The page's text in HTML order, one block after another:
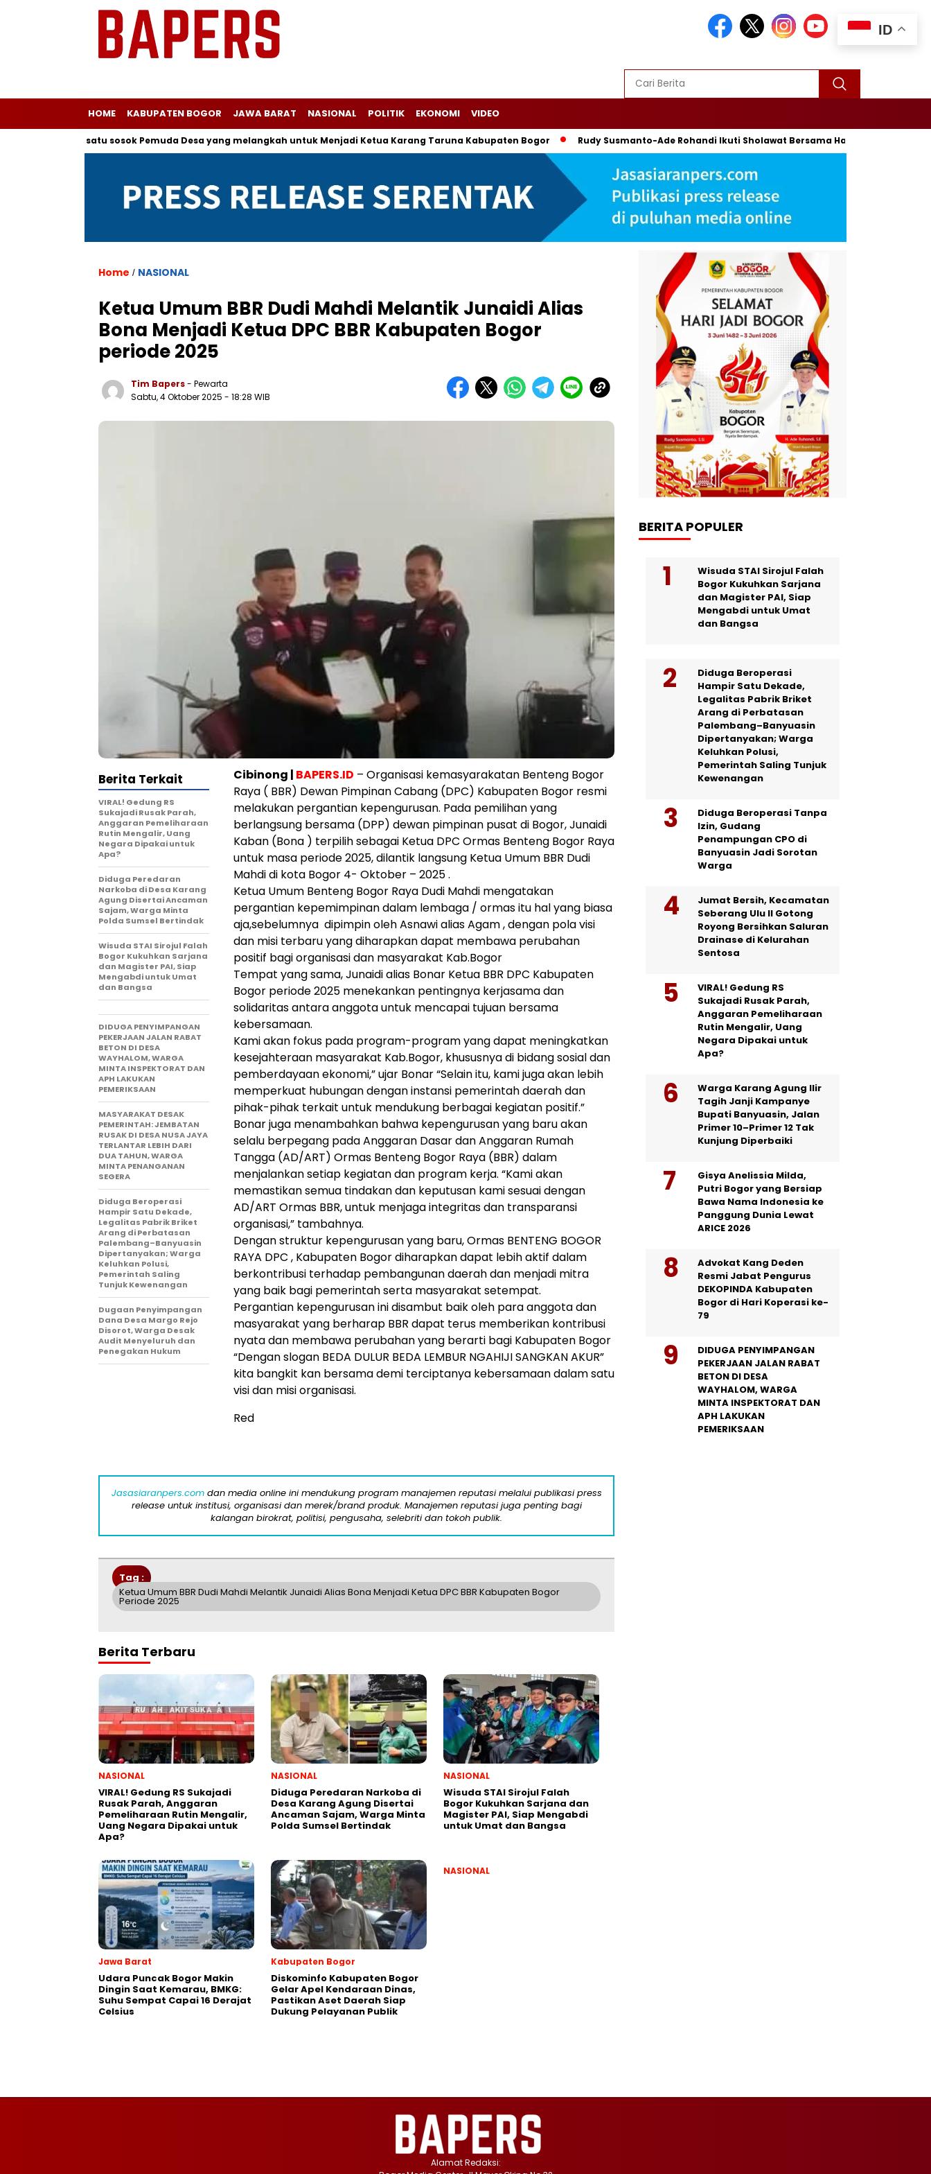
HOME KABUPATEN BOGOR JAWA BARAT NASIONAL POLITIK EKONOMI VIDEO
salah satu sosok Pemuda Desa yang melangkah untuk Menjadi Ketua Karang Taruna Kabupaten Bogor Rudy Susmanto-Ade Rohandi Ikuti Sholawat Bersama Habib Syech Bin Abdul
Home / NASIONAL
Ketua Umum BBR Dudi Mahdi Melantik Junaidi Alias
Bona Menjadi Ketua DPC BBR Kabupaten Bogor
periode 2025
Tim Bapers- Pewarta
Sabtu, 4 Oktober 2025 - 18:28 WIB
Cibinong | BAPERS.ID – Organisasi kemasyarakatan Benteng Bogor
Raya ( BBR) Dewan Pimpinan Cabang (DPC) Kabupaten Bogor resmi
melakukan pergantian kepengurusan. Pada pemilihan yang
berlangsung bersama (DPP) dewan pimpinan pusat di Bogor, Junaidi
Kaban (Bona ) terpilih sebagai Ketua DPC Ormas Benteng Bogor Raya
untuk masa periode 2025, dilantik langsung Ketua Umum BBR Dudi
Mahdi di kota Bogor 4- Oktober – 2025 .
Ketua Umum Benteng Bogor Raya Dudi Mahdi mengatakan
pergantian kepemimpinan dalam lembaga / ormas itu hal yang biasa
aja,sebelumnya dipimpin oleh Asnawi alias Agam , dengan pola visi
dan misi terbaru yang diharapkan dapat membawa perubahan
positif bagi organisasi dan masyarakat Kab.Bogor
Tempat yang sama, Junaidi alias Bonar Ketua BBR DPC Kabupaten
Bogor periode 2025 menekankan pentingnya kerjasama dan
solidaritas antara anggota untuk mencapai tujuan bersama
kebersamaan.
Kami akan fokus pada program-program yang dapat meningkatkan
kesejahteraan masyarakat Kab.Bogor, khususnya di bidang sosial dan
pemberdayaan ekonomi,” ujar Bonar “Selain itu, kami juga akan lebih
memperkuat hubungan dengan instansi pemerintah daerah dan
pihak-pihak terkait untuk mendukung berbagai kegiatan positif.”
Bonar juga menambahkan bahwa kepengurusan yang baru akan
selalu berpegang pada Anggaran Dasar dan Anggaran Rumah
Tangga (AD/ART) Ormas Benteng Bogor Raya (BBR) dalam
menjalankan setiap kegiatan dan program kerja. “Kami akan
memastikan semua tindakan dan keputusan kami sesuai dengan
AD/ART Ormas BBR, untuk menjaga integritas dan transparansi
organisasi,” tambahnya.
Dengan struktur kepengurusan yang baru, Ormas BENTENG BOGOR
RAYA DPC , Kabupaten Bogor diharapkan dapat lebih aktif dalam
berkontribusi terhadap pembangunan daerah dan menjadi mitra
yang baik bagi pemerintah serta masyarakat setempat.
Pergantian kepengurusan ini disambut baik oleh para anggota dan
masyarakat yang berharap BBR dapat terus memberikan kontribusi
nyata dan membawa perubahan yang berarti bagi Kabupaten Bogor
“Dengan slogan BEDA DULUR BEDA LEMBUR NGAHIJI SANGKAN AKUR”
kita bangkit kan bersama demi terciptanya kebersamaan dalam satu
visi dan misi organisasi.
Red
Berita Terkait
VIRAL! Gedung RS
Sukajadi Rusak Parah,
Anggaran Pemeliharaan
Rutin Mengalir, Uang
Negara Dipakai untuk
Apa?
Diduga Peredaran
Narkoba di Desa Karang
Agung Disertai Ancaman
Sajam, Warga Minta
Polda Sumsel Bertindak
Wisuda STAI Sirojul Falah
Bogor Kukuhkan Sarjana
dan Magister PAI, Siap
Mengabdi untuk Umat
dan Bangsa
DIDUGA PENYIMPANGAN
PEKERJAAN JALAN RABAT
BETON DI DESA
WAYHALOM, WARGA
MINTA INSPEKTORAT DAN
APH LAKUKAN
PEMERIKSAAN
MASYARAKAT DESAK
PEMERINTAH: JEMBATAN
RUSAK DI DESA NUSA JAYA
TERLANTAR LEBIH DARI
DUA TAHUN, WARGA
MINTA PENANGANAN
SEGERA
Diduga Beroperasi
Hampir Satu Dekade,
Legalitas Pabrik Briket
Arang di Perbatasan
Palembang–Banyuasin
Dipertanyakan; Warga
Keluhkan Polusi,
Pemerintah Saling
Tunjuk Kewenangan
Dugaan Penyimpangan
Dana Desa Margo Rejo
Disorot, Warga Desak
Audit Menyeluruh dan
Penegakan Hukum
Jasasiaranpers.comdan media online ini mendukung program manajemen reputasi melalui publikasi press
release untuk institusi, organisasi dan merek/brand produk. Manajemen reputasi juga penting bagi
kalangan birokrat, politisi, pengusaha, selebriti dan tokoh publik.
Tag :
Ketua Umum BBR Dudi Mahdi Melantik Junaidi Alias Bona Menjadi Ketua DPC BBR Kabupaten Bogor
Periode 2025
Berita Terbaru
NASIONAL
VIRAL! Gedung RS Sukajadi
Rusak Parah, Anggaran
Pemeliharaan Rutin Mengalir,
Uang Negara Dipakai untuk
Apa?
NASIONAL
Diduga Peredaran Narkoba di
Desa Karang Agung Disertai
Ancaman Sajam, Warga Minta
Polda Sumsel Bertindak
NASIONAL
Wisuda STAI Sirojul Falah
Bogor Kukuhkan Sarjana dan
Magister PAI, Siap Mengabdi
untuk Umat dan Bangsa
Jawa Barat
Udara Puncak Bogor Makin
Dingin Saat Kemarau, BMKG:
Suhu Sempat Capai 16 Derajat
Celsius
Kabupaten Bogor
Diskominfo Kabupaten Bogor
Gelar Apel Kendaraan Dinas,
Pastikan Aset Daerah Siap
Dukung Pelayanan Publik
NASIONAL
BERITA POPULER
Wisuda STAI Sirojul Falah
Bogor Kukuhkan Sarjana
dan Magister PAI, Siap
Mengabdi untuk Umat
dan Bangsa
Diduga Beroperasi
Hampir Satu Dekade,
Legalitas Pabrik Briket
Arang di Perbatasan
Palembang–Banyuasin
Dipertanyakan; Warga
Keluhkan Polusi,
Pemerintah Saling Tunjuk
Kewenangan
Diduga Beroperasi Tanpa
Izin, Gudang
Penampungan CPO di
Banyuasin Jadi Sorotan
Warga
Jumat Bersih, Kecamatan
Seberang Ulu II Gotong
Royong Bersihkan Saluran
Drainase di Kelurahan
Sentosa
VIRAL! Gedung RS
Sukajadi Rusak Parah,
Anggaran Pemeliharaan
Rutin Mengalir, Uang
Negara Dipakai untuk
Apa?
Warga Karang Agung Ilir
Tagih Janji Kampanye
Bupati Banyuasin, Jalan
Primer 10–Primer 12 Tak
Kunjung Diperbaiki
Gisya Anelissia Milda,
Putri Bogor yang Bersiap
Bawa Nama Indonesia ke
Panggung Dunia Lewat
ARICE 2026
Advokat Kang Deden
Resmi Jabat Pengurus
DEKOPINDA Kabupaten
Bogor di Hari Koperasi ke-
79
DIDUGA PENYIMPANGAN
PEKERJAAN JALAN RABAT
BETON DI DESA
WAYHALOM, WARGA
MINTA INSPEKTORAT DAN
APH LAKUKAN
PEMERIKSAAN
ID
Alamat Redaksi: